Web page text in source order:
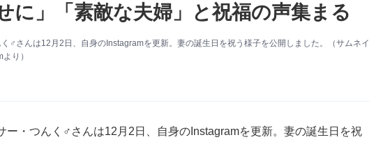
に」「素敵な夫婦」と祝福の声集まる
♂さんは12月2日、自身のInstagramを更新。妻の誕生日を祝う様子を公開しました。（サムネイ
り）
ー・つんく♂さんは12月2日、自身のInstagramを更新。妻の誕生日を祝